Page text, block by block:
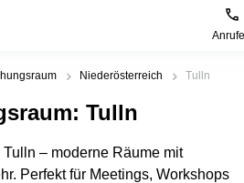
Niederösterreich Tulln
: Tulln
– moderne Räume mit
Perfekt für Meetings, Workshops